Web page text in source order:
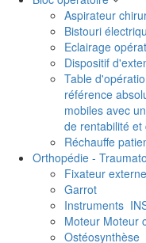
Aspirateur
Bistouri
Eclairage
Dispositif
Table
référence
mobiles avec
de rentabilité
Réchauffe
Orthopédie -
Fixateur externe
Garrot
Instruments
Moteur Moteur
Ostéosynthèse